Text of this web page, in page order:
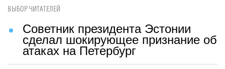
ВЫБОР ЧИТАТЕЛЕЙ
Советник президента Эстонии
сделал шокирующее признание об
атаках на Петербург